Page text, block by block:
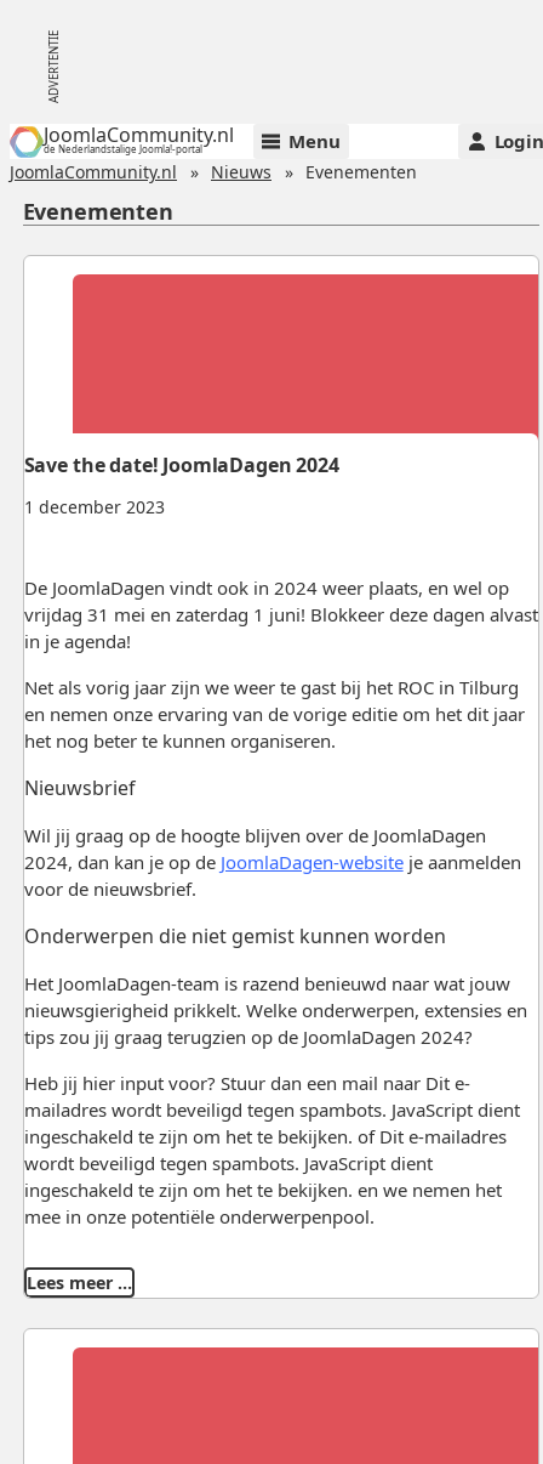
JoomlaCommunity.nl
de Nederlandstalige Joomla!-portal Menu Login
JoomlaCommunity.nl Nieuws Evenementen
Evenementen
1 december 2023
Save the date! JoomlaDagen 2024
De JoomlaDagen vindt ook in 2024 weer plaats, en wel op
vrijdag 31 mei en zaterdag 1 juni! Blokkeer deze dagen alvast
in je agenda!
Net als vorig jaar zijn we weer te gast bij het ROC in Tilburg
en nemen onze ervaring van de vorige editie om het dit jaar
het nog beter te kunnen organiseren.
Nieuwsbrief
Wil jij graag op de hoogte blijven over de JoomlaDagen
2024, dan kan je op de JoomlaDagen-websiteje aanmelden
voor de nieuwsbrief.
Onderwerpen die niet gemist kunnen worden
Het JoomlaDagen-team is razend benieuwd naar wat jouw
nieuwsgierigheid prikkelt. Welke onderwerpen, extensies en
tips zou jij graag terugzien op de JoomlaDagen 2024?
Heb jij hier input voor? Stuur dan een mail naar Dit e-
mailadres wordt beveiligd tegen spambots. JavaScript dient
ingeschakeld te zijn om het te bekijken. of Dit e-mailadres
wordt beveiligd tegen spambots. JavaScript dient
ingeschakeld te zijn om het te bekijken. en we nemen het
mee in onze potentiële onderwerpenpool.
Lees meer …